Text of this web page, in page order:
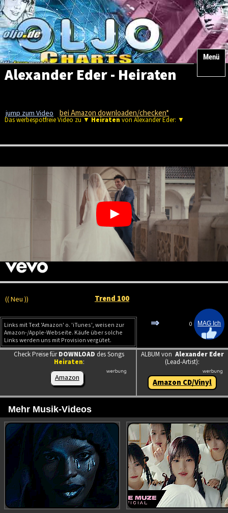
Menü
Alexander Eder - Heiraten
jump zum Video bei Amazon downloaden/checken*
Das werbespotfreie Video zu ▼ Heiraten von Alexander Eder: ▼
(( Neu )) Trend 100
Links mit Text 'Amazon' o. 'iTunes', weisen zur
Amazon-/Apple-Webseite. Käufe über solche
Links werden uns mit Provision vergütet.
⇒ 0
Check Preise fürDOWNLOAD des Songs
Heiraten:
Amazon
ALBUM von Alexander Eder
(Lead-Artist):
Amazon CD/Vinyl
Mehr Musik-Videos